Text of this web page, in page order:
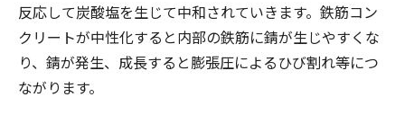
反応して炭酸塩を生じて中和されていきます。鉄筋コン
クリートが中性化すると内部の鉄筋に錆が生じやすくな
り、錆が発生、成長すると膨張圧によるひび割れ等につ
ながります。